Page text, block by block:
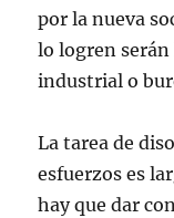
por la nueva
lo logren serán
industrial o
La tarea de
esfuerzos es
hay que dar